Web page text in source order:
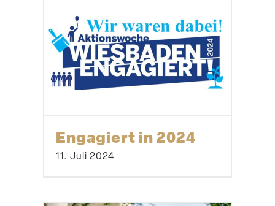
Engagiert in 2024
11. Juli 2024